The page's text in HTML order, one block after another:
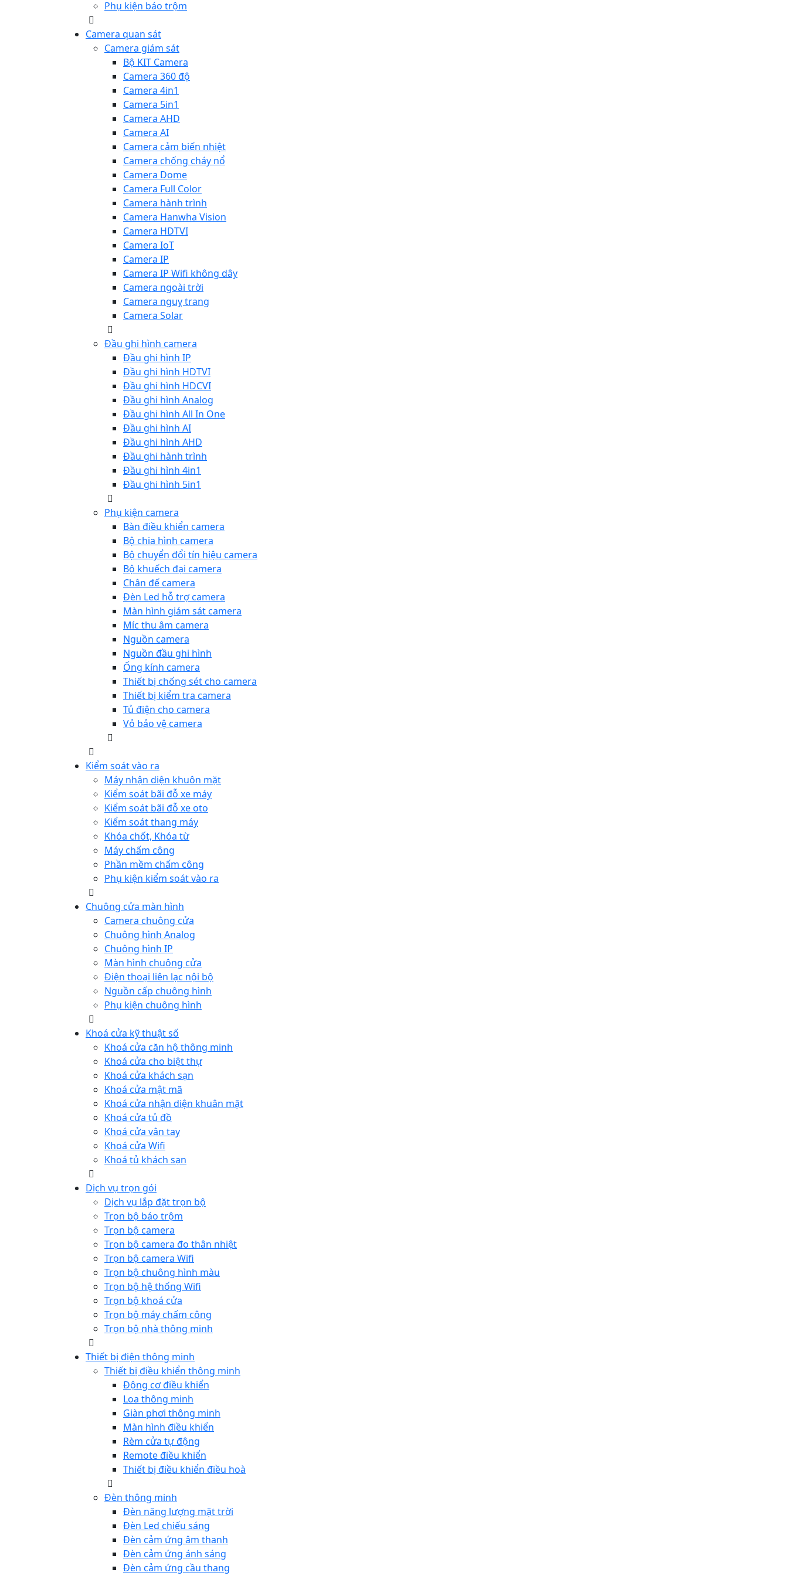
Phụ kiện báo trộm
Camera quan sát
Camera giám sát
Bộ KIT Camera
Camera 360 độ
Camera 4in1
Camera 5in1
Camera AHD
Camera AI
Camera cảm biến nhiệt
Camera chống cháy nổ
Camera Dome
Camera Full Color
Camera hành trình
Camera Hanwha Vision
Camera HDTVI
Camera IoT
Camera IP
Camera IP Wifi không dây
Camera ngoài trời
Camera nguỵ trang
Camera Solar
Đầu ghi hình camera
Đầu ghi hình IP
Đầu ghi hình HDTVI
Đầu ghi hình HDCVI
Đầu ghi hình Analog
Đầu ghi hình All In One
Đầu ghi hình AI
Đầu ghi hình AHD
Đầu ghi hành trình
Đầu ghi hình 4in1
Đầu ghi hình 5in1
Phụ kiện camera
Bàn điều khiển camera
Bộ chia hình camera
Bộ chuyển đổi tín hiệu camera
Bộ khuếch đại camera
Chân đế camera
Đèn Led hỗ trợ camera
Màn hình giám sát camera
Míc thu âm camera
Nguồn camera
Nguồn đầu ghi hình
Ống kính camera
Thiết bị chống sét cho camera
Thiết bị kiểm tra camera
Tủ điện cho camera
Vỏ bảo vệ camera
Kiểm soát vào ra
Máy nhận diện khuôn mặt
Kiểm soát bãi đỗ xe máy
Kiểm soát bãi đỗ xe oto
Kiểm soát thang máy
Khóa chốt, Khóa từ
Máy chấm công
Phần mềm chấm công
Phụ kiện kiểm soát vào ra
Chuông cửa màn hình
Camera chuông cửa
Chuông hình Analog
Chuông hình IP
Màn hình chuông cửa
Điện thoại liên lạc nội bộ
Nguồn cấp chuông hình
Phụ kiện chuông hình
Khoá cửa kỹ thuật số
Khoá cửa căn hộ thông minh
Khoá cửa cho biệt thự
Khoá cửa khách sạn
Khoá cửa mật mã
Khoá cửa nhận diện khuân mặt
Khoá cửa tủ đồ
Khoá cửa vân tay
Khoá cửa Wifi
Khoá tủ khách sạn
Dịch vụ trọn gói
Dịch vụ lắp đặt trọn bộ
Trọn bộ báo trộm
Trọn bộ camera
Trọn bộ camera đo thân nhiệt
Trọn bộ camera Wifi
Trọn bộ chuông hình màu
Trọn bộ hệ thống Wifi
Trọn bộ khoá cửa
Trọn bộ máy chấm công
Trọn bộ nhà thông minh
Thiết bị điện thông minh
Thiết bị điều khiển thông minh
Động cơ điều khiển
Loa thông minh
Giàn phơi thông minh
Màn hình điều khiển
Rèm cửa tự động
Remote điều khiển
Thiết bị điều khiển điều hoà
Đèn thông minh
Đèn năng lượng mặt trời
Đèn Led chiếu sáng
Đèn cảm ứng âm thanh
Đèn cảm ứng ánh sáng
Đèn cảm ứng cầu thang